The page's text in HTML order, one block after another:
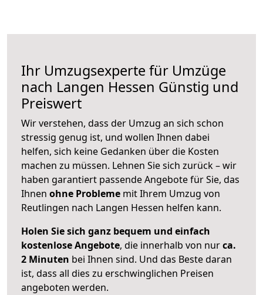
Ihr Umzugsexperte für Umzüge
nach Langen Hessen Günstig und
Preiswert
Wir verstehen, dass der Umzug an sich schon
stressig genug ist, und wollen Ihnen dabei
helfen, sich keine Gedanken über die Kosten
machen zu müssen. Lehnen Sie sich zurück – wir
haben garantiert passende Angebote für Sie, das
Ihnen ohne Probleme mit Ihrem Umzug von
Reutlingen nach Langen Hessen helfen kann.
Holen Sie sich ganz bequem und einfach
kostenlose Angebote, die innerhalb von nurca.
2 Minuten bei Ihnen sind. Und das Beste daran
ist, dass all dies zu erschwinglichen Preisen
angeboten werden.